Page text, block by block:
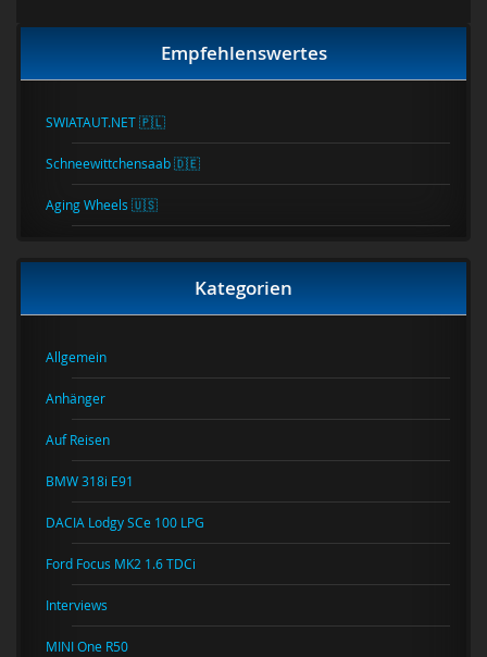
Empfehlenswertes
SWIATAUT.NET 🇵🇱
Schneewittchensaab 🇩🇪
Aging Wheels 🇺🇸
Kategorien
Allgemein
Anhänger
Auf Reisen
BMW 318i E91
DACIA Lodgy SCe 100 LPG
Ford Focus MK2 1.6 TDCi
Interviews
MINI One R50